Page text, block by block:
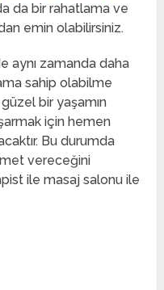
da bir rahatlama ve
emin olabilirsiniz.
aynı zamanda daha
sahip olabilme
bir yaşamın
için hemen
Bu durumda
vereceğini
ile masaj salonu ile